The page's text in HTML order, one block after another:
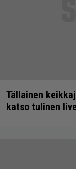
Tällainen
katso tulinen